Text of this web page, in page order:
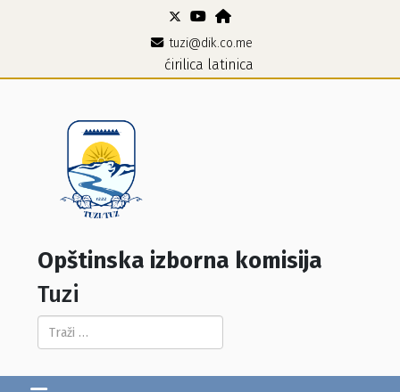
tuzi@dik.co.me
ćirilica latinica
Opštinska izborna komisija
Tuzi
Pretraga...